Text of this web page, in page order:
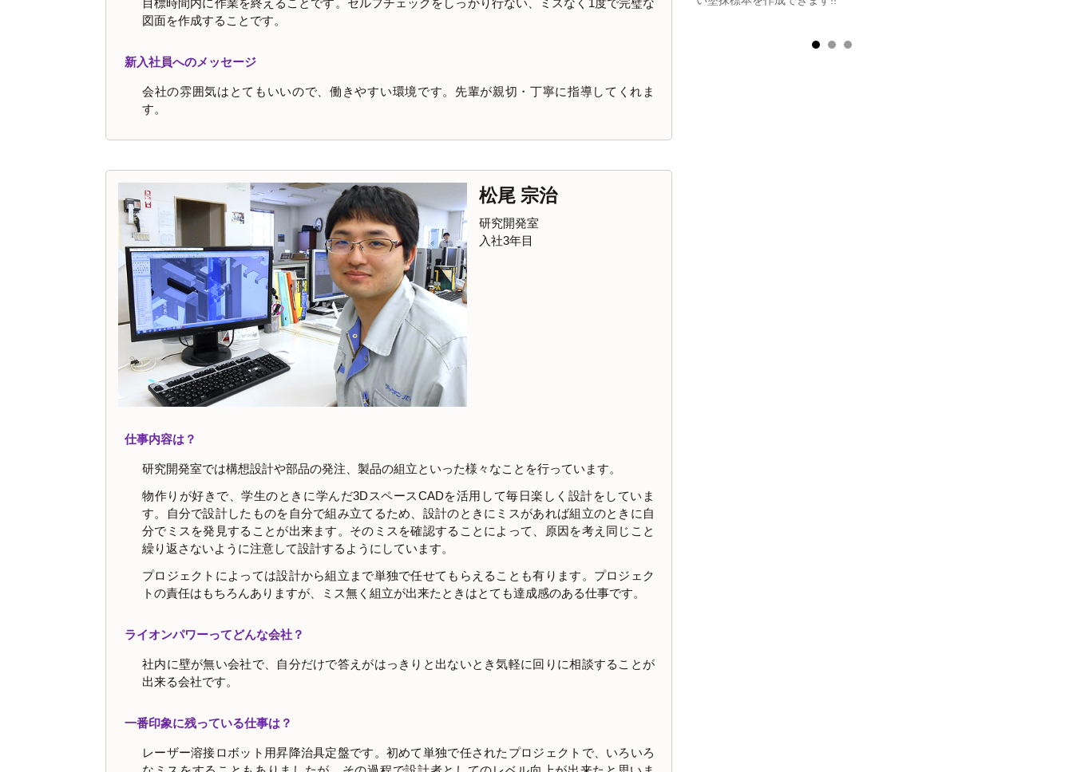
図面を作成することです。
新入社員へのメッセージ
会社の雰囲気はとてもいいので、働きやすい環境です。先輩が親切・丁寧に指導してくれま
す。
松尾 宗治
研究開発室
入社3年目
仕事内容は？
研究開発室では構想設計や部品の発注、製品の組立といった様々なことを行っています。
物作りが好きで、学生のときに学んだ3DスペースCADを活用して毎日楽しく設計をしていま
す。自分で設計したものを自分で組み立てるため、設計のときにミスがあれば組立のときに自
分でミスを発見することが出来ます。そのミスを確認することによって、原因を考え同じこと
繰り返さないように注意して設計するようにしています。
プロジェクトによっては設計から組立まで単独で任せてもらえることも有ります。プロジェク
トの責任はもちろんありますが、ミス無く組立が出来たときはとても達成感のある仕事です。
ライオンパワーってどんな会社？
社内に壁が無い会社で、自分だけで答えがはっきりと出ないとき気軽に回りに相談することが
出来る会社です。
一番印象に残っている仕事は？
レーザー溶接ロボット用昇降治具定盤です。初めて単独で任されたプロジェクトで、いろいろ